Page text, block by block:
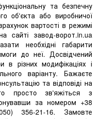
та безпечну
об'єкта або виробничої
вартості в режимі
сайті завод-ворот.in.ua
необхідні габарити
до неї. Досвідчений
різних модифікаціях і
варіанту. Бажаєте
та відповіді на
просто зв'яжіться з
за номером +38
356-21-16. Замовте